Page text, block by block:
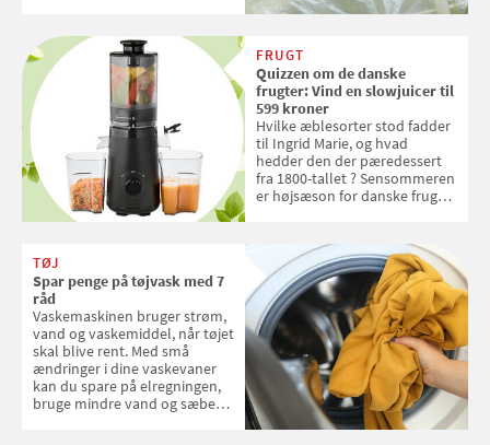
FRUGT
Quizzen om de danske
frugter: Vind en slowjuicer til
599 kroner
Hvilke æblesorter stod fadder
til Ingrid Marie, og hvad
hedder den der pæredessert
fra 1800-tallet ? Sensommeren
er højsæson for danske fruger,
favoritter. Det fejrer Samvirke
med en quiz om alt det danske
frugt, vi elsker. Konkurrencen
slutter fredag d. 18. september
2026
TØJ
Spar penge på tøjvask med 7
råd
Vaskemaskinen bruger strøm,
vand og vaskemiddel, når tøjet
skal blive rent. Med små
ændringer i dine vaskevaner
kan du spare på elregningen,
bruge mindre vand og sæbe